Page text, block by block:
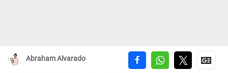
Abraham Alvarado